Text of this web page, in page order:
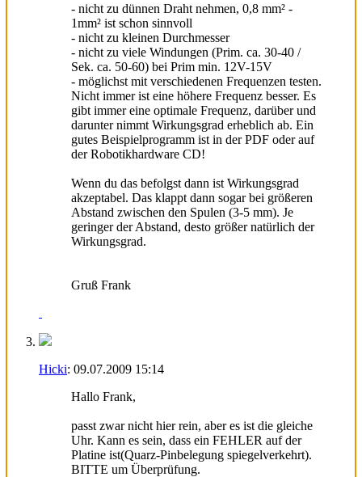
- nicht zu dünnen Draht nehmen, 0,8 mm² -
1mm² ist schon sinnvoll
- nicht zu kleinen Durchmesser
- nicht zu viele Windungen (Prim. ca. 30-40 /
Sek. ca. 50-60) bei Prim min. 12V-15V
- möglichst mit verschiedenen Frequenzen testen.
Nicht immer ist eine höhere Frequenz besser. Es
gibt immer eine optimale Frequenz, darüber und
darunter nimmt Wirkungsgrad erheblich ab. Ein
gutes Beispielprogramm ist in der PDF oder auf
der Robotikhardware CD!
Wenn du das befolgst dann ist Wirkungsgrad
akzeptabel. Das klappt dann sogar bei größeren
Abstand zwischen den Spulen (3-5 mm). Je
geringer der Abstand, desto größer natürlich der
Wirkungsgrad.
Gruß Frank
Hicki: 09.07.2009 15:14
Hallo Frank,
passt zwar nicht hier rein, aber es ist die gleiche
Uhr. Kann es sein, dass ein FEHLER auf der
Platine ist(Quarz-Pinbelegung spiegelverkehrt).
BITTE um Überprüfung.